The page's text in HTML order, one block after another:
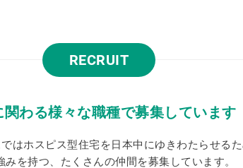
RECRUIT
関わる様々な職種で募集しています
はホスピス型住宅を日本中にゆきわたらせるた
みを持つ、たくさんの仲間を募集しています。